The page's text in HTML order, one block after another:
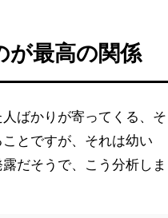
が最高の関係
ばかりが寄ってくる、そ
とですが、それは幼い
だそうで、こう分析しま